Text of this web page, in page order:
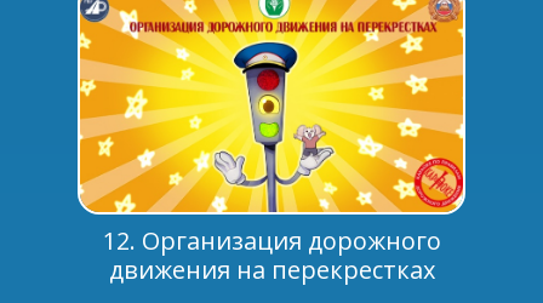
12. Организация дорожного
движения на перекрестках